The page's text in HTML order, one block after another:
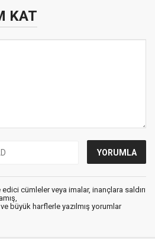
KAT
cümleler veya imalar, inançlara saldırı
büyük harflerle yazılmış yorumlar